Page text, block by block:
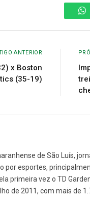
ANTERIOR
x Boston
(35-19)
de São Luís,
por esportes,
primeira vez o TD
de 2011, com mais de